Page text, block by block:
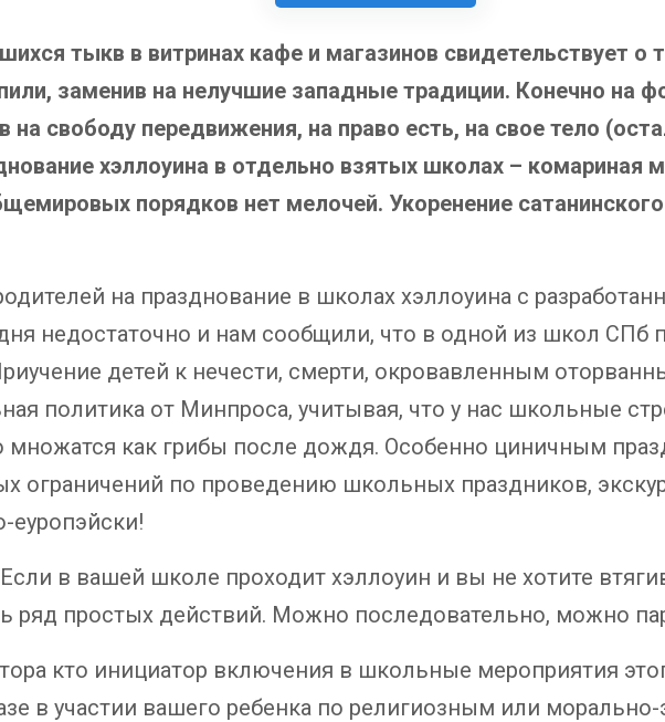
тыкв в витринах кафе и магазинов свидетельствует о
заменив на нелучшие западные традиции. Конечно на
на свободу передвижения, на право есть, на свое тело
хэллоуина в отдельно взятых школах – комариная
порядков нет мелочей. Укоренение
на празднование в школах хэллоуина с
недостаточно и нам сообщили, что в одной из школ СПб
детей к нечести, смерти, окровавленным
политика от Минпроса, учитывая, что у нас школьные
как грибы после дождя. Особенно циничным
ограничений по проведению школьных праздников,
еуропэйски!
в вашей школе проходит хэллоуин и вы не хотите
ряд простых действий. Можно последовательно, можно
кто инициатор включения в школьные мероприятия
в участии вашего ребенка по религиозным или